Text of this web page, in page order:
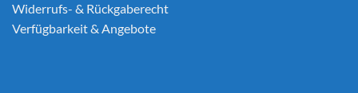
Widerrufs- & Rückgaberecht
Verfügbarkeit & Angebote